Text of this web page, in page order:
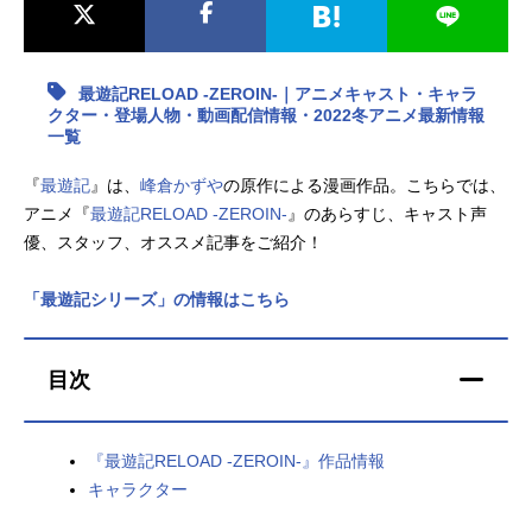
最新記事一覧
アニメ映画一覧 実写化映画一覧
FOLLOW US
最遊記RELOAD -ZEROIN-｜アニメキャスト・キャラ
クター・登場人物・動画配信情報・2022冬アニメ最新情報
一覧
『最遊記』は、 峰倉かずやの原作による漫画作品。こちらでは、
アニメ『最遊記RELOAD -ZEROIN- 』のあらすじ、キャスト声
優、スタッフ、オススメ記事をご紹介！
「最遊記シリーズ」の情報はこちら
目次
『最遊記RELOAD -ZEROIN-』作品情報
キャラクター